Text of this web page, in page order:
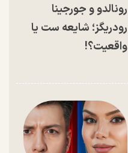
رونالدو و جورجینا
رودریگز؛ شایعه ست یا
واقعیت؟!